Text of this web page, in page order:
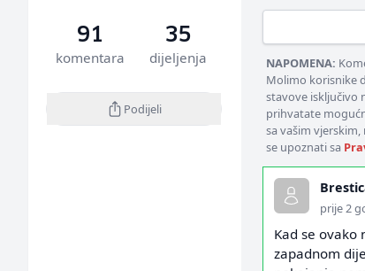
91
komentara
35
dijeljenja
Podijeli
NAPOMENA:
Molimo korisnike
stavove isključivo
prihvatate
sa vašim
se upoznati sa
prije 2
Kad se ovako
zapadnom